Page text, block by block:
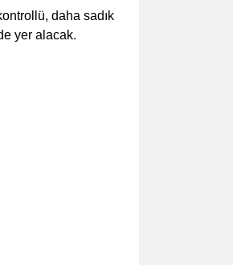
daha sadık
yer alacak.